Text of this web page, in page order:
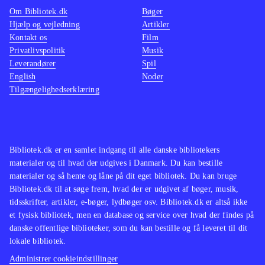
figurer (2 små, 1 stor), en Portal of
Power, byttekort og klistermærker. At
man skal bruge både figurer og
portal, vil uden tvivl besværliggøre
klargøring af dette materiale.
Bibliotek.dk er en samlet indgang til alle danske bibliotekers
materialer og til hvad der udgives i Danmark. Du kan bestille
materialer og så hente og låne på dit eget bibliotek. Du kan bruge
Bibliotek.dk til at søge frem, hvad der er udgivet af bøger, musik,
tidsskrifter, artikler, e-bøger, lydbøger osv. Bibliotek.dk er altså ikke
et fysisk bibliotek, men en database og service over hvad der findes på
danske offentlige biblioteker, som du kan bestille og få leveret til dit
lokale bibliotek.
Administrer cookieindstillinger
Om Bibliotek.dk
Hjælp og vejledning
Kontakt os
Privatlivspolitik
Leverandører
English
Tilgængelighedserklæring
Bøger
Artikler
Film
Musik
Spil
Noder